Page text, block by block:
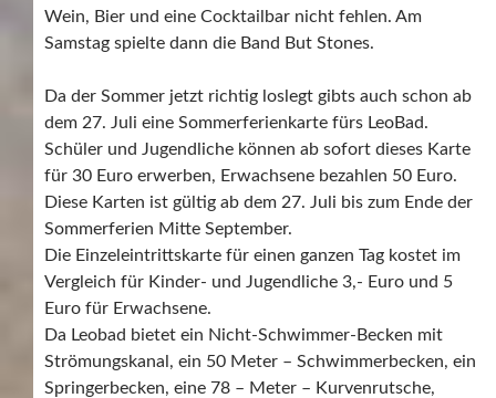
Wein, Bier und eine Cocktailbar nicht fehlen. Am
Samstag spielte dann die Band But Stones.
Da der Sommer jetzt richtig loslegt gibts auch schon ab
dem 27. Juli eine Sommerferienkarte fürs LeoBad.
Schüler und Jugendliche können ab sofort dieses Karte
für 30 Euro erwerben, Erwachsene bezahlen 50 Euro.
Diese Karten ist gültig ab dem 27. Juli bis zum Ende der
Sommerferien Mitte September.
Die Einzeleintrittskarte für einen ganzen Tag kostet im
Vergleich für Kinder- und Jugendliche 3,- Euro und 5
Euro für Erwachsene.
Da Leobad bietet ein Nicht-Schwimmer-Becken mit
Strömungskanal, ein 50 Meter – Schwimmerbecken, ein
Springerbecken, eine 78 – Meter – Kurvenrutsche,